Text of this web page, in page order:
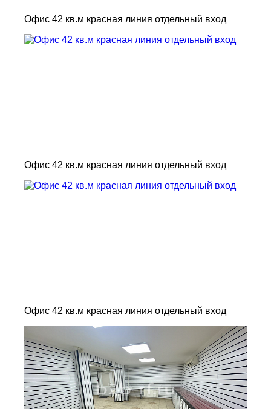
Офис 42 кв.м красная линия отдельный вход
Офис 42 кв.м красная линия отдельный вход
Офис 42 кв.м красная линия отдельный вход